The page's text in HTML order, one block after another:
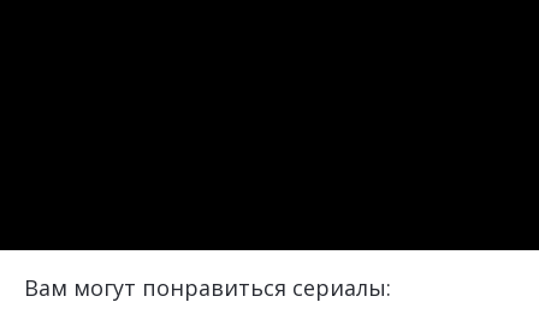
Вам могут понравиться сериалы: